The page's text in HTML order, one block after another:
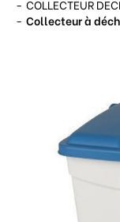
COLLECTEUR
Collecteur à